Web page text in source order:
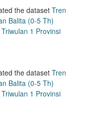
the dataset Tren
Balita (0-5 Th)
1 Provinsi
the dataset Tren
Balita (0-5 Th)
1 Provinsi